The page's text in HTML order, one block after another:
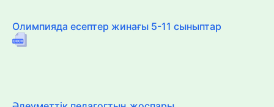
Олимпияда есептер жинағы 5-11 сыныптар